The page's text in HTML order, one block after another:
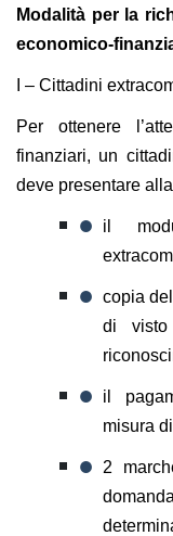
Modalità per la
economico-
I – Cittadini
Per ottenere
finanziari, un
deve presentare
il
copia
di visto
il
misura
2